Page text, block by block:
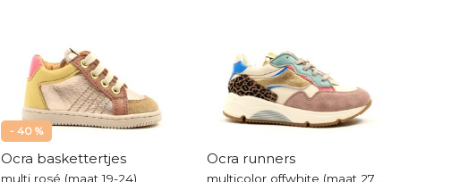
- 40 %
Ocra baskettertjes
multi rosé (maat 19-24)
Ocra runners